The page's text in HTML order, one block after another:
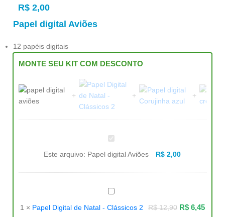
R$ 2,00
Papel digital Aviões
12 papéis digitais
MONTE SEU KIT COM DESCONTO
Papel
digital
Este arquivo: Papel digital Aviões R$ 2,00
Papel
Digital
Natal
1 × Papel Digital de Natal - Clássicos 2 R$12,90 R$6,45